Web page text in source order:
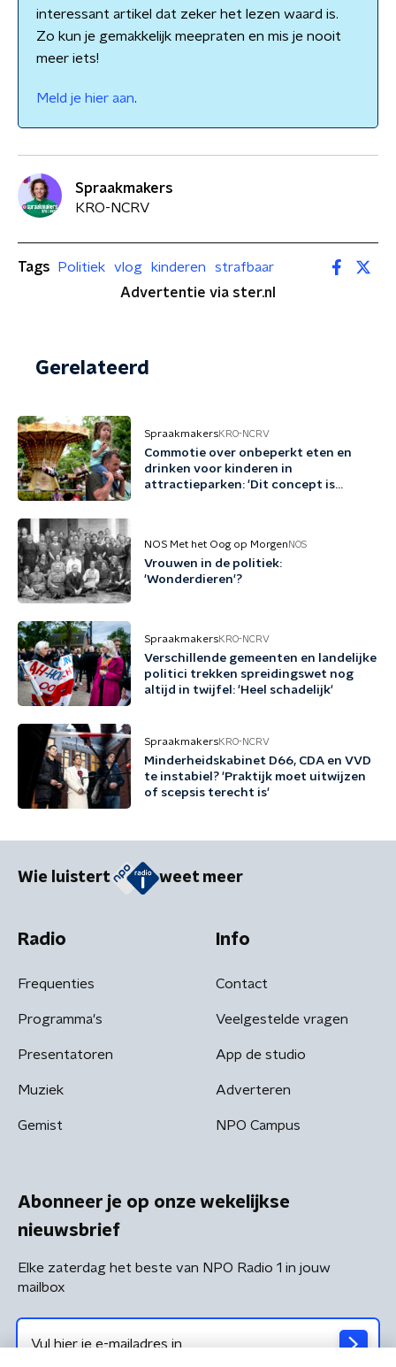
interessant artikel dat zeker het lezen waard is.
Zo kun je gemakkelijk meepraten en mis je nooit
meer iets!
Meld je hier aan.
Spraakmakers
KRO-NCRV
Tags Politiek vlog kinderen
strafbaar
Advertentie via ster.nl
Gerelateerd
SpraakmakersKRO-NCRV
Commotie over onbeperkt eten en
drinken voor kinderen in
attractieparken: 'Dit concept is
NOS Met het Oog op Morgen NOS
Vrouwen in de politiek:
'Wonderdieren'?
SpraakmakersKRO-NCRV
Verschillende gemeenten en landelijke
politici trekken spreidingswet nog
altijd in twijfel: 'Heel schadelijk'
SpraakmakersKRO-NCRV
Minderheidskabinet D66, CDA en VVD
te instabiel? 'Praktijk moet uitwijzen
of scepsis terecht is'
Wie luistert weet meer
Radio
Frequenties
Programma's
Presentatoren
Muziek
Gemist
Info
Contact
Veelgestelde vragen
App de studio
Adverteren
NPO Campus
Abonneer je op onze wekelijkse
nieuwsbrief
Elke zaterdag het beste van NPO Radio 1 in jouw
mailbox